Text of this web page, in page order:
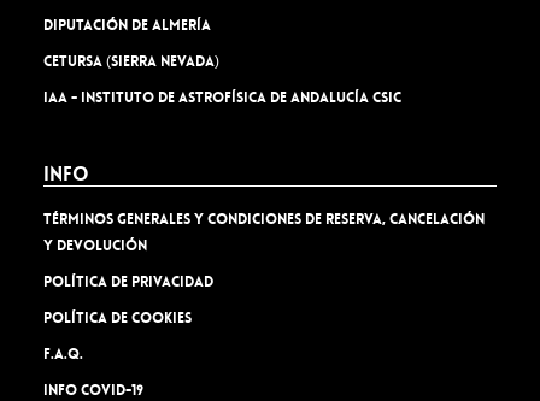
Diputación de Almería
Cetursa (Sierra Nevada)
IAA - Instituto de Astrofísica de Andalucía CSIC
Info
TÉRMINOS GENERALES Y CONDICIONES DE RESERVA, CANCELACIÓN
Y DEVOLUCIÓN
Política de privacidad
Política de cookies
F.A.Q.
INFO COVID-19